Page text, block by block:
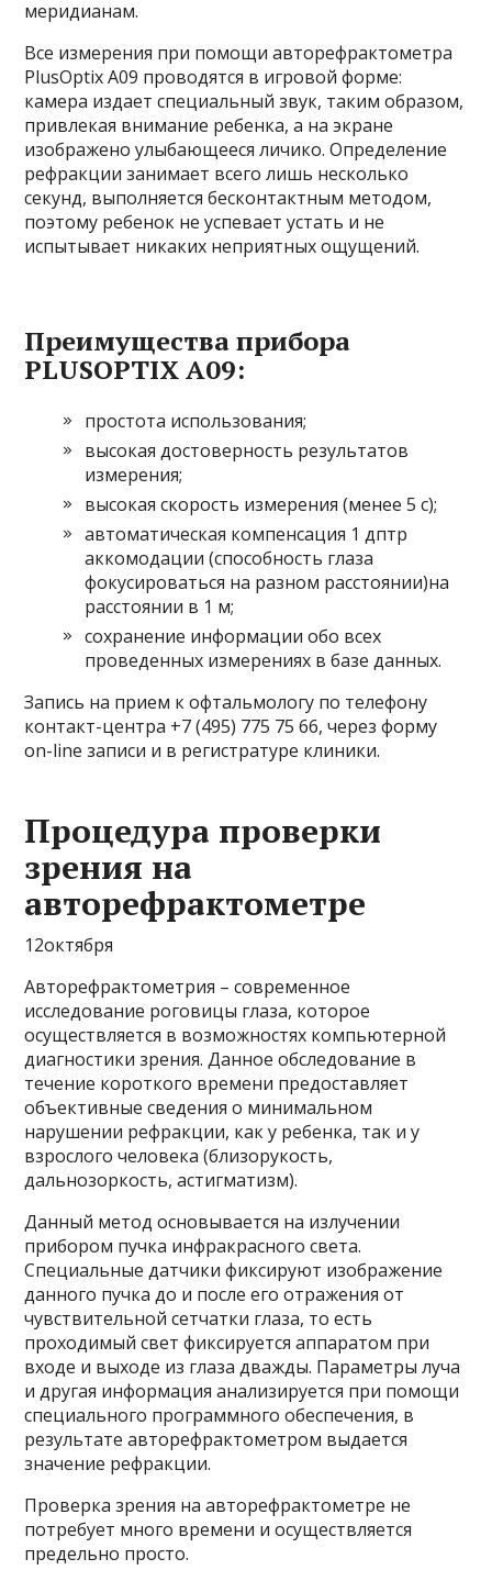
меридианам.
Все измерения при помощи авторефрактометра
PlusOptix A09 проводятся в игровой форме:
камера издает специальный звук, таким образом,
привлекая внимание ребенка, а на экране
изображено улыбающееся личико. Определение
рефракции занимает всего лишь несколько
секунд, выполняется бесконтактным методом,
поэтому ребенок не успевает устать и не
испытывает никаких неприятных ощущений.
Преимущества прибора
PLUSOPTIX A09:
простота использования;
высокая достоверность результатов
измерения;
высокая скорость измерения (менее 5 с);
автоматическая компенсация 1 дптр
аккомодации (способность глаза
фокусироваться на разном расстоянии)на
расстоянии в 1 м;
сохранение информации обо всех
проведенных измерениях в базе данных.
Запись на прием к офтальмологу по телефону
контакт-центра +7 (495) 775 75 66, через форму
on-line записи и в регистратуре клиники.
Процедура проверки
зрения на
авторефрактометре
12октября
Авторефрактометрия – современное
исследование роговицы глаза, которое
осуществляется в возможностях компьютерной
диагностики зрения. Данное обследование в
течение короткого времени предоставляет
объективные сведения о минимальном
нарушении рефракции, как у ребенка, так и у
взрослого человека (близорукость,
дальнозоркость, астигматизм).
Данный метод основывается на излучении
прибором пучка инфракрасного света.
Специальные датчики фиксируют изображение
данного пучка до и после его отражения от
чувствительной сетчатки глаза, то есть
проходимый свет фиксируется аппаратом при
входе и выходе из глаза дважды. Параметры луча
и другая информация анализируется при помощи
специального программного обеспечения, в
результате авторефрактометром выдается
значение рефракции.
Проверка зрения на авторефрактометре не
потребует много времени и осуществляется
предельно просто.